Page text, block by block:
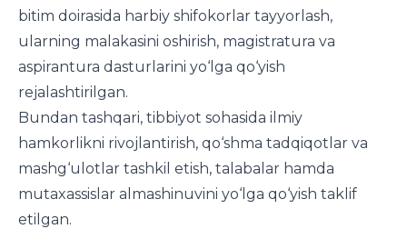
bitim doirasida harbiy shifokorlar tayyorlash,
ularning malakasini oshirish, magistratura va
aspirantura dasturlarini yo‘lga qo‘yish
rejalashtirilgan.
Bundan tashqari, tibbiyot sohasida ilmiy
hamkorlikni rivojlantirish, qo‘shma tadqiqotlar va
mashg‘ulotlar tashkil etish, talabalar hamda
mutaxassislar almashinuvini yo‘lga qo‘yish taklif
etilgan.